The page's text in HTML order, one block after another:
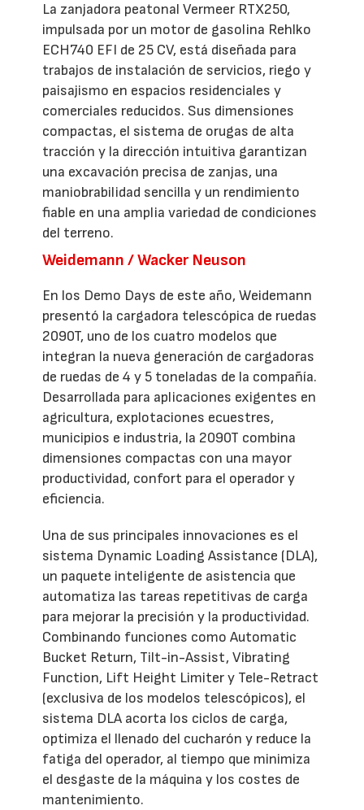
La zanjadora peatonal Vermeer RTX250,
impulsada por un motor de gasolina Rehlko
ECH740 EFI de 25 CV, está diseñada para
trabajos de instalación de servicios, riego y
paisajismo en espacios residenciales y
comerciales reducidos. Sus dimensiones
compactas, el sistema de orugas de alta
tracción y la dirección intuitiva garantizan
una excavación precisa de zanjas, una
maniobrabilidad sencilla y un rendimiento
fiable en una amplia variedad de condiciones
del terreno.
Weidemann / Wacker Neuson
En los Demo Days de este año, Weidemann
presentó la cargadora telescópica de ruedas
2090T, uno de los cuatro modelos que
integran la nueva generación de cargadoras
de ruedas de 4 y 5 toneladas de la compañía.
Desarrollada para aplicaciones exigentes en
agricultura, explotaciones ecuestres,
municipios e industria, la 2090T combina
dimensiones compactas con una mayor
productividad, confort para el operador y
eficiencia.
Una de sus principales innovaciones es el
sistema Dynamic Loading Assistance (DLA),
un paquete inteligente de asistencia que
automatiza las tareas repetitivas de carga
para mejorar la precisión y la productividad.
Combinando funciones como Automatic
Bucket Return, Tilt-in-Assist, Vibrating
Function, Lift Height Limiter y Tele-Retract
(exclusiva de los modelos telescópicos), el
sistema DLA acorta los ciclos de carga,
optimiza el llenado del cucharón y reduce la
fatiga del operador, al tiempo que minimiza
el desgaste de la máquina y los costes de
mantenimiento.